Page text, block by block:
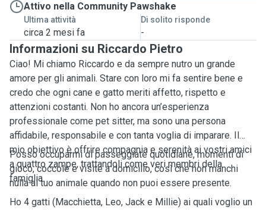
Attivo nella Community Pawshake
Ultima attività
circa 2 mesi fa
Di solito risponde
-
Informazioni su Riccardo Pietro
Ciao! Mi chiamo Riccardo e da sempre nutro un grande
amore per gli animali. Stare con loro mi fa sentire bene e
credo che ogni cane e gatto meriti affetto, rispetto e
attenzioni costanti. Non ho ancora un’esperienza
professionale come pet sitter, ma sono una persona
affidabile, responsabile e con tanta voglia di imparare. Il
mio obiettivo è offrire compagnia e serenità ai vostri amici
a quattro zampe, trattandoli come veri membri della
famiglia.
Posso occuparmi di passeggiate quotidiane, momenti di
gioco, coccole e visite a domicilio, così che non manchi
nulla al tuo animale quando non puoi essere presente.
Ho 4 gatti (Macchietta, Leo, Jack e Millie) ai quali voglio un